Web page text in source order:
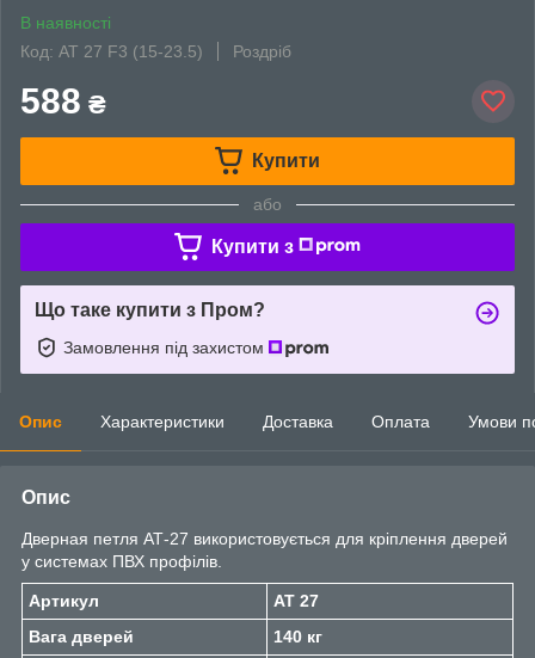
В наявності
Код: АТ 27 F3 (15-23.5)
Роздріб
588 ₴
Купити
або
Купити з
Що таке купити з Пром?
Замовлення під захистом
Опис Характеристики Доставка Оплата Умови
Опис
Дверная петля АТ-27 використовується для кріплення дверей
у системах ПВХ профілів.
Артикул
AT 27
Вага дверей
140 кг